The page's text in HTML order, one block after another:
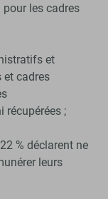
les cadres
et
et cadres
récupérées ;
% déclarent ne
leurs